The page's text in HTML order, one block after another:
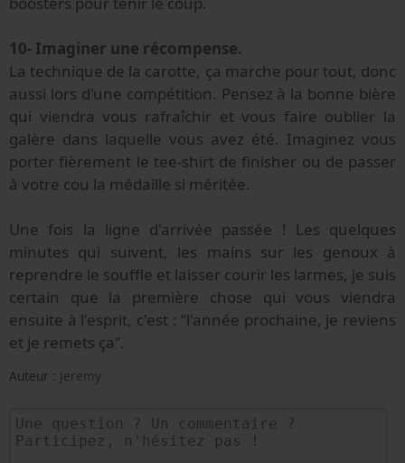
10- Imaginer une récompense.
La technique de la carotte, ça marche pour tout, donc
aussi lors d'une compétition. Pensez à la bonne bière
qui viendra vous rafraîchir et vous faire oublier la
galère dans laquelle vous avez été. Imaginez vous
porter fièrement le tee-shirt de finisher ou de passer
à votre cou la médaille si méritée.
Une fois la ligne d'arrivée passée ! Les quelques
minutes qui suivent, les mains sur les genoux à
reprendre le souffle et laisser courir les larmes, je suis
certain que la première chose qui vous viendra
ensuite à l'esprit, c'est : “l'année prochaine, je reviens
et je remets ça”.
Auteur : Jeremy